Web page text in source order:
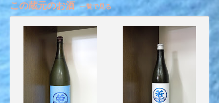
この蔵元のお酒 一覧で見る